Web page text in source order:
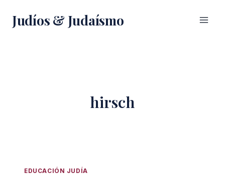
Judíos & Judaísmo
hirsch
EDUCACIÓN JUDÍA